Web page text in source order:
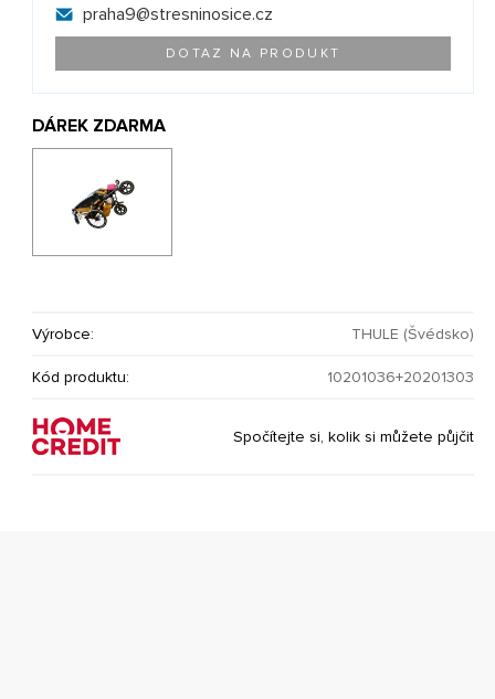
praha9@stresninosice.cz
DOTAZ NA PRODUKT
DÁREK ZDARMA
Výrobce: THULE (Švédsko)
Kód produktu: 10201036+20201303
Spočítejte si, kolik si můžete půjčit